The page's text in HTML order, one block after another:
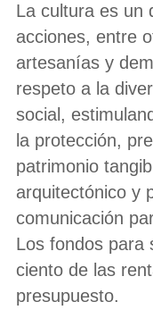
La cultura es un
acciones, entre
artesanías y
respeto a la
social,
la protección,
patrimonio
arquitectónico y
comunicación
Los fondos para
ciento de las
presupuesto.